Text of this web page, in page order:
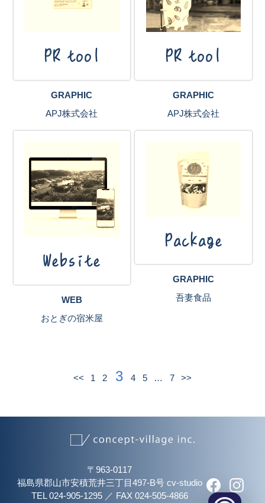
PR tool
GRAPHIC
APJ株式会社
PR tool
GRAPHIC
APJ株式会社
Website
WEB
おとぎの宿米屋
Package
GRAPHIC
吾妻食品
<< 1 2 3 4 5 … 7 >>
〒963-0117
福島県郡山市安積荒井三丁目497-B号 cv-studio
TEL 024-905-1295／ FAX 024-505-4866